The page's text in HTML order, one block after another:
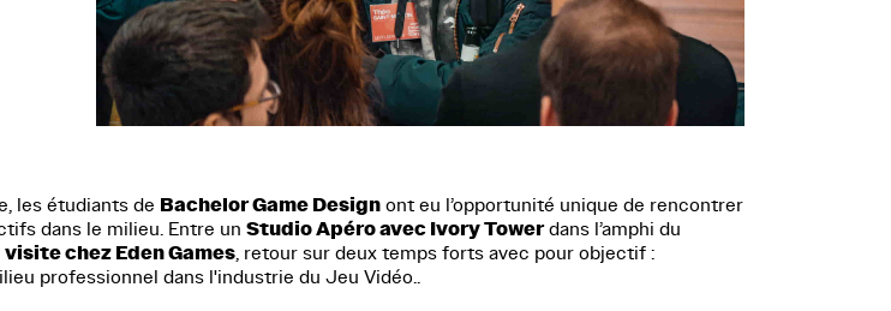
les étudiants de Bachelor Game Design ont eu l’opportunité unique de rencontrer
dans le milieu. Entre unStudio Apéro avec Ivory Towerdans l’amphi du
visite chez Eden Games, retour sur deux temps forts avec pour objectif :
professionnel dans l'industrie du Jeu Vidéo..